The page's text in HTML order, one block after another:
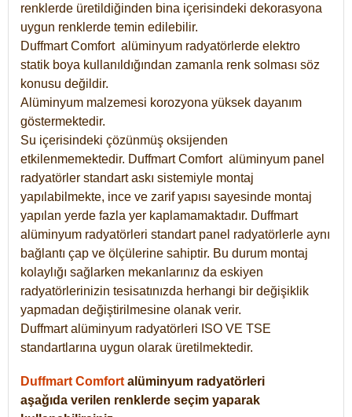
renklerde üretildiğinden bina içerisindeki dekorasyona
uygun renklerde temin edilebilir.
DuffmartComfort alüminyum radyatörlerde elektro
statik boya kullanıldığından zamanla renk solması söz
konusu değildir.
Alüminyum malzemesi korozyona yüksek dayanım
göstermektedir.
Su içerisindeki çözünmüş oksijenden
etkilenmemektedir. DuffmartComfort alüminyum panel
radyatörler standart askı sistemiyle montaj
yapılabilmekte, ince ve zarif yapısı sayesinde montaj
yapılan yerde fazla yer kaplamamaktadır. Duffmart
alüminyum radyatörleri standart panel radyatörlerle aynı
bağlantı çap ve ölçülerine sahiptir. Bu durum montaj
kolaylığı sağlarken mekanlarınız da eskiyen
radyatörlerinizin tesisatınızda herhangi bir değişiklik
yapmadan değiştirilmesine olanak verir.
Duffmart alüminyum radyatörleri ISO VE TSE
standartlarına uygun olarak üretilmektedir.
Duffmart Comfort alüminyum radyatörleri
aşağıda verilen renklerde seçim yaparak